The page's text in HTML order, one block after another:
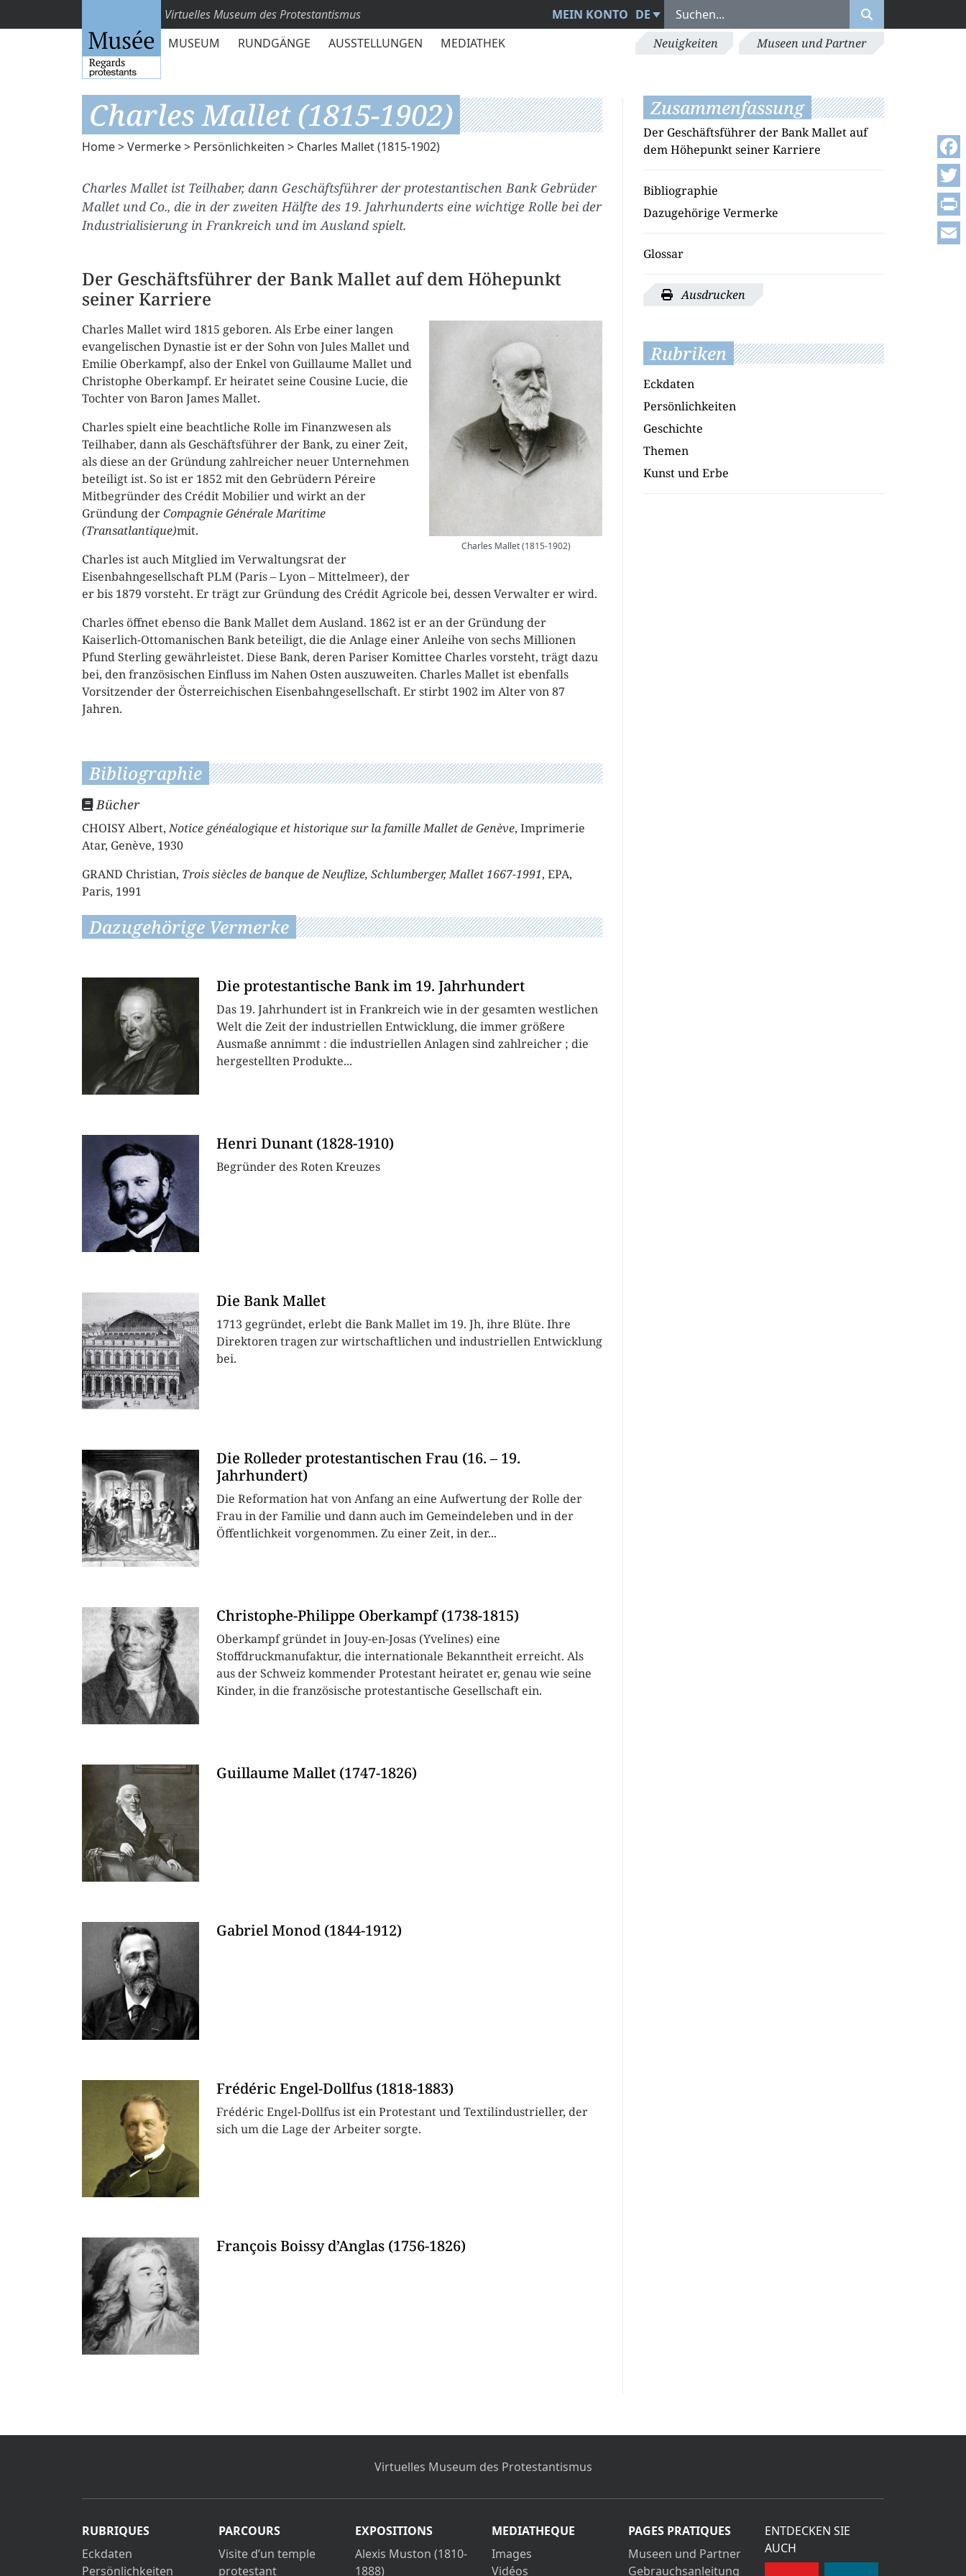
Virtuelles Museum des Protestantismus MEIN KONTO DE
MUSEUM
RUNDGÄNGE AUSSTELLUNGEN MEDIATHEK Neuigkeiten Museen und Partner
Charles Mallet (1815-1902)
Home>Vermerke> Persönlichkeiten > Charles Mallet (1815-1902)
Charles Mallet ist Teilhaber, dann Geschäftsführer der protestantischen Bank Gebrüder
Mallet und Co., die in der zweiten Hälfte des 19. Jahrhunderts eine wichtige Rolle bei der
Industrialisierung in Frankreich und im Ausland spielt.
Der Geschäftsführer der Bank Mallet auf dem Höhepunkt
seiner Karriere
Charles Mallet (1815-1902)
Charles Mallet wird 1815 geboren. Als Erbe einer langen
evangelischen Dynastie ist er der Sohn von Jules Mallet und
Emilie Oberkampf, also der Enkel von Guillaume Mallet und
Christophe Oberkampf. Er heiratet seine Cousine Lucie, die
Tochter von Baron James Mallet.
Charles spielt eine beachtliche Rolle im Finanzwesen als
Teilhaber, dann als Geschäftsführer der Bank, zu einer Zeit,
als diese an der Gründung zahlreicher neuer Unternehmen
beteiligt ist. So ist er 1852 mit den Gebrüdern Péreire
Mitbegründer des Crédit Mobilier und wirkt an der
Gründung derCompagnie Générale Maritime
(Transatlantique)mit.
Charles ist auch Mitglied im Verwaltungsrat der
Eisenbahngesellschaft PLM (Paris – Lyon – Mittelmeer), der
er bis 1879 vorsteht. Er trägt zur Gründung des Crédit Agricole bei, dessen Verwalter er wird.
Charles öffnet ebenso die Bank Mallet dem Ausland. 1862 ist er an der Gründung der
Kaiserlich-Ottomanischen Bank beteiligt, die die Anlage einer Anleihe von sechs Millionen
Pfund Sterling gewährleistet. Diese Bank, deren Pariser Komittee Charles vorsteht, trägt dazu
bei, den französischen Einfluss im Nahen Osten auszuweiten. Charles Mallet ist ebenfalls
Vorsitzender der Österreichischen Eisenbahngesellschaft. Er stirbt 1902 im Alter von 87
Jahren.
Bibliographie
Bücher
CHOISY Albert,Notice généalogique et historique sur la famille Mallet de Genève, Imprimerie
Atar, Genève, 1930
GRAND Christian, Trois siècles de banque de Neuflize, Schlumberger, Mallet 1667-1991, EPA,
Paris, 1991
Dazugehörige Vermerke
Die protestantische Bank im 19. Jahrhundert
Das 19. Jahrhundert ist in Frankreich wie in der gesamten westlichen
Welt die Zeit der industriellen Entwicklung, die immer größere
Ausmaße annimmt : die industriellen Anlagen sind zahlreicher ; die
hergestellten Produkte...
Henri Dunant (1828-1910)
Begründer des Roten Kreuzes
Die Bank Mallet
1713 gegründet, erlebt die Bank Mallet im 19. Jh, ihre Blüte. Ihre
Direktoren tragen zur wirtschaftlichen und industriellen Entwicklung
bei.
Die Rolleder protestantischen Frau (16. – 19.
Jahrhundert)
Die Reformation hat von Anfang an eine Aufwertung der Rolle der
Frau in der Familie und dann auch im Gemeindeleben und in der
Öffentlichkeit vorgenommen. Zu einer Zeit, in der...
Christophe-Philippe Oberkampf (1738-1815)
Oberkampf gründet in Jouy-en-Josas (Yvelines) eine
Stoffdruckmanufaktur, die internationale Bekanntheit erreicht. Als
aus der Schweiz kommender Protestant heiratet er, genau wie seine
Kinder, in die französische protestantische Gesellschaft ein.
Guillaume Mallet (1747-1826)
Gabriel Monod (1844-1912)
Frédéric Engel-Dollfus (1818-1883)
Frédéric Engel-Dollfus ist ein Protestant und Textilindustrieller, der
sich um die Lage der Arbeiter sorgte.
François Boissy d’Anglas (1756-1826)
Zusammenfassung
Der Geschäftsführer der Bank Mallet auf
dem Höhepunkt seiner Karriere
Bibliographie
Dazugehörige Vermerke
Glossar
Ausdrucken
Rubriken
Eckdaten
Persönlichkeiten
Geschichte
Themen
Kunst und Erbe
Virtuelles Museum des Protestantismus
RUBRIQUES
Eckdaten
Persönlichkeiten
PARCOURS
Visite d’un temple
protestant
EXPOSITIONS
Alexis Muston (1810-
1888)
MEDIATHEQUE
Images
Vidéos
PAGES PRATIQUES
Museen und Partner
Gebrauchsanleitung
ENTDECKEN SIE
AUCH
Print